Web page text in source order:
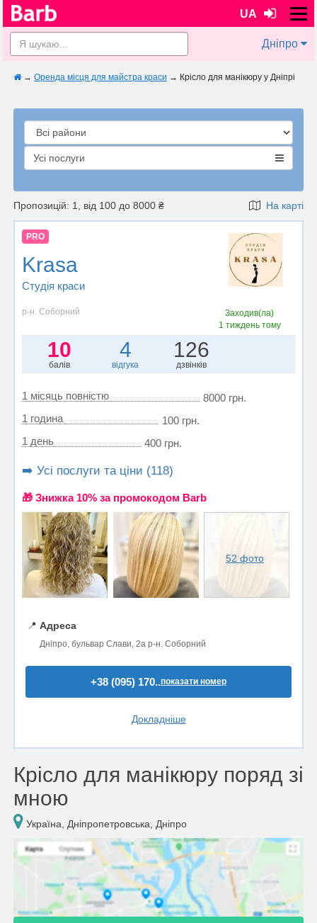
UA
Дніпро
→ Оренда місця для майстра краси → Крісло для манікюру у Дніпрі
Усі послуги
Пропозицій: 1, від 100 до 8000 ₴ На карті
PRO
Krasa
Студія краси
р-н. Соборний
Заходив(ла)
1 тиждень тому
10
балів
4
відгука
126
дзвінків
1 місяць повністю
8000 грн.
1 година
100 грн.
1 день
400 грн.
➡️ Усі послуги та ціни (118)
🎁 Знижка 10% за промокодом Barb
52 фото
📍 Адреса
Дніпро, бульвар Слави, 2a р-н. Соборний
+38 (095) 170..показати номер
Докладніше
Крісло для манікюру поряд зі
мною
Україна, Дніпропетровська, Дніпро